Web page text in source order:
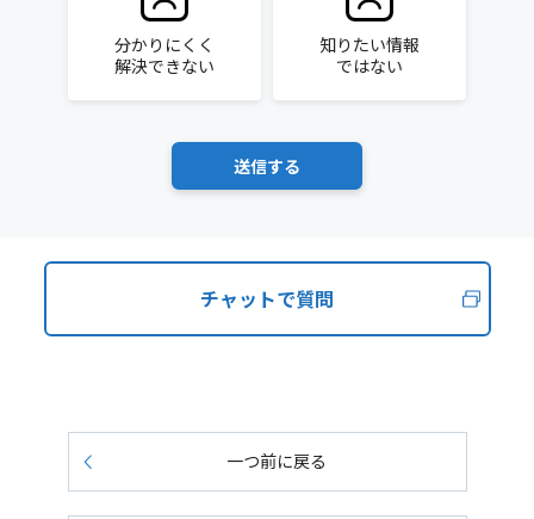
分かりにくく
解決できない
知りたい情報
ではない
チャットで質問
一つ前に戻る